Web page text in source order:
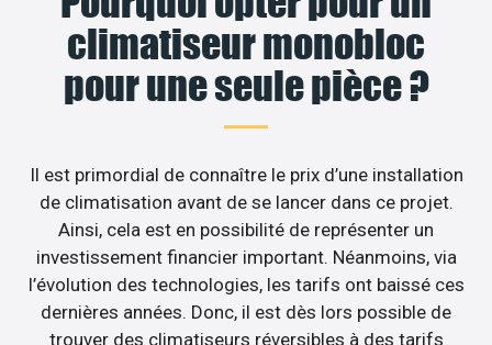
climatiseur monobloc
pour une seule pièce ?
Il est primordial de connaître le prix d’une installation
de climatisation avant de se lancer dans ce projet.
Ainsi, cela est en possibilité de représenter un
investissement financier important. Néanmoins, via
l’évolution des technologies, les tarifs ont baissé ces
dernières années. Donc, il est dès lors possible de
trouver des climatiseurs réversibles à des tarifs